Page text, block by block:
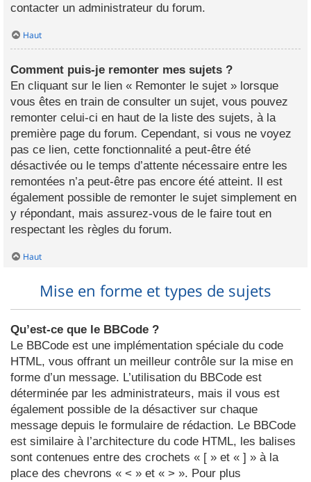
contacter un administrateur du forum.
Haut
Comment puis-je remonter mes sujets ?
En cliquant sur le lien « Remonter le sujet » lorsque
vous êtes en train de consulter un sujet, vous pouvez
remonter celui-ci en haut de la liste des sujets, à la
première page du forum. Cependant, si vous ne voyez
pas ce lien, cette fonctionnalité a peut-être été
désactivée ou le temps d’attente nécessaire entre les
remontées n’a peut-être pas encore été atteint. Il est
également possible de remonter le sujet simplement en
y répondant, mais assurez-vous de le faire tout en
respectant les règles du forum.
Haut
Mise en forme et types de sujets
Qu’est-ce que le BBCode ?
Le BBCode est une implémentation spéciale du code
HTML, vous offrant un meilleur contrôle sur la mise en
forme d’un message. L’utilisation du BBCode est
déterminée par les administrateurs, mais il vous est
également possible de la désactiver sur chaque
message depuis le formulaire de rédaction. Le BBCode
est similaire à l’architecture du code HTML, les balises
sont contenues entre des crochets « [ » et « ] » à la
place des chevrons « < » et « > ». Pour plus